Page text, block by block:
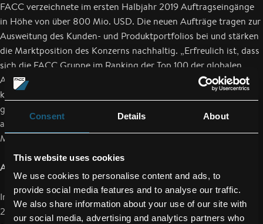
Consent Details About
This website uses cookies
We use cookies to personalise content and ads, to
provide social media features and to analyse our traffic.
We also share information about your use of our site with
our social media, advertising and analytics partners who
FACC verzeichnete im ersten Halbjahr 2019 Auftragseingänge
in Höhe von über 800 Mio. USD. Die neuen Aufträge tragen zur
Ausweitung des Kunden- und Produktportfolios bei und stärken
die Marktposition des Konzerns nachhaltig. „Erfreulich ist, dass
sich die FACC Gruppe im Ranking der Top 100 der globalen
Aerospace-Unternehmen ein weiteres Mal in Folge verbessern
konnte und in der Branche den Ruf eines Innovationsführers
genießt. Neue Aufträge – nicht nur von langjährigen, sondern
auch von neuen Kunden – bestätigen dies eindrucksvoll“, so
Machtlinger.
Ausblick
Im Rahmen der 5. ordentlichen Hauptversammlung am 9. Juli
2019 wurde unter anderem die Änderung des Geschäftsjahres